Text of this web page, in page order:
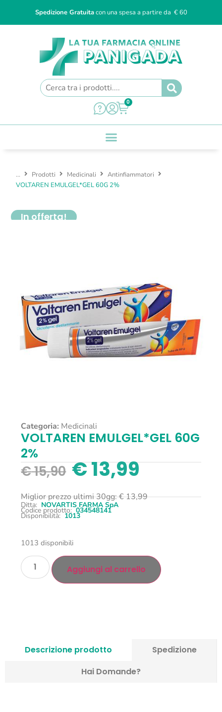
Spedizione Gratuitacon una spesa a partire da € 60
0
... Prodotti Medicinali
Antinfiammatori
VOLTAREN EMULGEL*GEL 60G 2%
In offerta!
Categoria: Medicinali
VOLTAREN EMULGEL*GEL 60G
2%
€15,90 €13,99
Miglior prezzo ultimi 30gg:€13,99
Ditta: NOVARTIS FARMA SpA
Codice prodotto: 034548141
Disponibilità: 1013
1013 disponibili
Aggiungi al carrello
Descrizione prodotto
Spedizione
Hai Domande?